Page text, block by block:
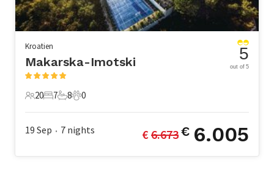
Kroatien
Makarska-Imotski
20 Gäste
20
7 Schlafzimmer
7
8 Badezimmer
8
0 Haustiere
0
5
out of 5
19 Sep • 7 nights € 6.673€ 6.005